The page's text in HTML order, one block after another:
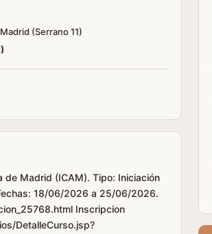
(Serrano 11)
)
de Madrid (ICAM). Tipo: Iniciación
18/06/2026 a 25/06/2026.
Inscripcion
DetalleCurso.jsp?